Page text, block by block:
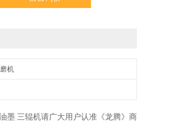
机
墨 三辊机请广大用户认准《龙腾》商